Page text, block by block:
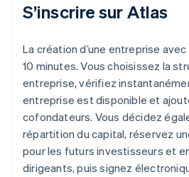
S’inscrire sur Atlas
La création d’une entreprise
10 minutes. Vous choisissez la
entreprise, vérifiez
entreprise est disponible et
cofondateurs. Vous décidez
répartition du capital, réservez
pour les futurs investisseurs et
dirigeants, puis signez